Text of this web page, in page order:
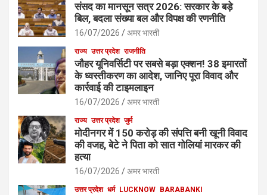
संसद का मानसून सत्र 2026: सरकार के बड़े
बिल, बदला संख्या बल और विपक्ष की रणनीति
16/07/2026 अमर भारती
राज्य उत्तर प्रदेश राजनीति
जौहर यूनिवर्सिटी पर सबसे बड़ा एक्शन! 38 इमारतों
के ध्वस्तीकरण का आदेश, जानिए पूरा विवाद और
कार्रवाई की टाइमलाइन
16/07/2026 अमर भारती
राज्य उत्तर प्रदेश जुर्म
मोदीनगर में 150 करोड़ की संपत्ति बनी खूनी विवाद
की वजह, बेटे ने पिता को सात गोलियां मारकर की
हत्या
16/07/2026 अमर भारती
उत्तर प्रदेश धर्म LUCKNOW BARABANKI